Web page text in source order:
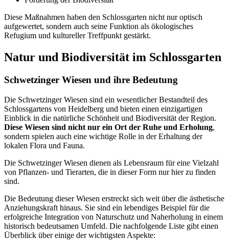
Diese Maßnahmen haben den Schlossgarten nicht nur optisch
aufgewertet, sondern auch seine Funktion als ökologisches
Refugium und kultureller Treffpunkt gestärkt.
Natur und Biodiversität im Schlossgarten
Schwetzinger Wiesen und ihre Bedeutung
Die Schwetzinger Wiesen sind ein wesentlicher Bestandteil des
Schlossgartens von Heidelberg und bieten einen einzigartigen
Einblick in die natürliche Schönheit und Biodiversität der Region.
Diese Wiesen sind nicht nur ein Ort der Ruhe und Erholung,
sondern spielen auch eine wichtige Rolle in der Erhaltung der
lokalen Flora und Fauna.
Die Schwetzinger Wiesen dienen als Lebensraum für eine Vielzahl
von Pflanzen- und Tierarten, die in dieser Form nur hier zu finden
sind.
Die Bedeutung dieser Wiesen erstreckt sich weit über die ästhetische
Anziehungskraft hinaus. Sie sind ein lebendiges Beispiel für die
erfolgreiche Integration von Naturschutz und Naherholung in einem
historisch bedeutsamen Umfeld. Die nachfolgende Liste gibt einen
Überblick über einige der wichtigsten Aspekte: